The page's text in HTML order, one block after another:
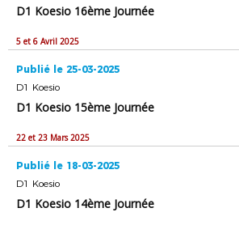
D1 Koesio 16ème Journée
5 et 6 Avril 2025
Publié le 25-03-2025
D1 Koesio
D1 Koesio 15ème Journée
22 et 23 Mars 2025
Publié le 18-03-2025
D1 Koesio
D1 Koesio 14ème Journée